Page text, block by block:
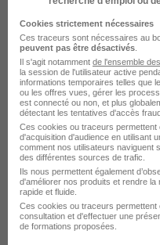
Emplois &
Emploi Technicien
Emploi Energie
L'emploi par
Brieuc dans
Cookies strictement nécessaires
Ces traceurs sont nécessaires au
peuvent pas être désactivés
Il s'agit notamment de l'ensemble
la session de l'utilisateur active
informations temporaires telles que
ou les offres vues, gérer les
est connecté ou non, et plus
détectant les tentatives d'accès
Ces cookies ou traceurs
d'acquisition d'audience en utilisant
comment nos utilisateurs naviguent
des différentes sources de trafic.
Ils nous permettent également
d'améliorer nos produits et rendre
rapide et fluide.
Ces cookies ou traceurs
consultation et d'effectuer une
de formations proposées.